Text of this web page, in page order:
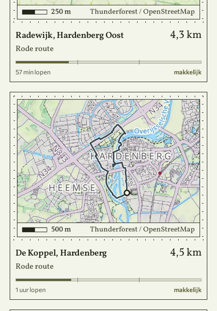
Radewijk, Hardenberg Oost 4,3 km
Rode route
57 min lopen makkelijk
De Koppel, Hardenberg 4,5 km
Rode route
1 uur lopen makkelijk